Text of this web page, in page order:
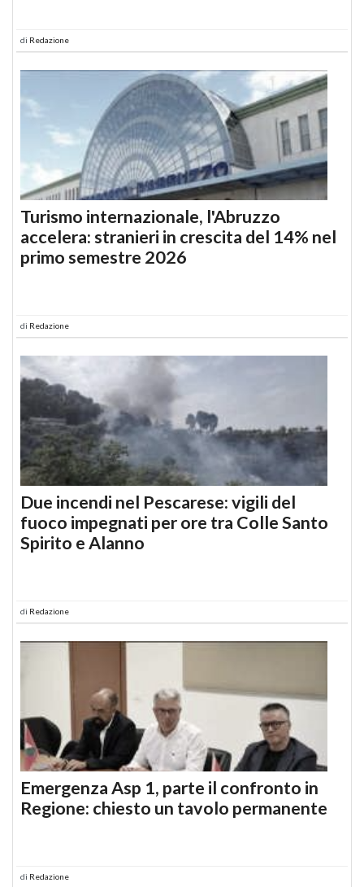
di Redazione
Turismo internazionale, l'Abruzzo
accelera: stranieri in crescita del 14% nel
primo semestre 2026
di Redazione
Due incendi nel Pescarese: vigili del
fuoco impegnati per ore tra Colle Santo
Spirito e Alanno
di Redazione
Emergenza Asp 1, parte il confronto in
Regione: chiesto un tavolo permanente
di Redazione